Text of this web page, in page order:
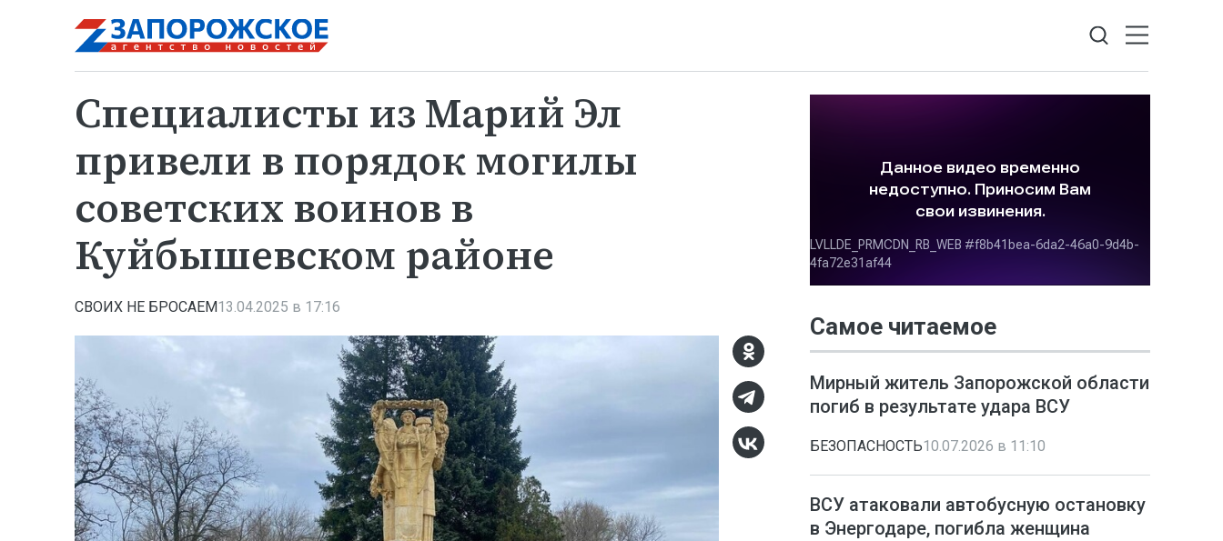
Специалисты из Марий Эл
привели в порядок могилы
советских воинов в
Куйбышевском районе
СВОИХ НЕ БРОСАЕМ13.04.2025 в 17:16
Самое читаемое
Мирный житель Запорожской области
погиб в результате удара ВСУ
БЕЗОПАСНОСТЬ10.07.2026 в 11:10
ВСУ атаковали автобусную остановку
в Энергодаре, погибла женщина